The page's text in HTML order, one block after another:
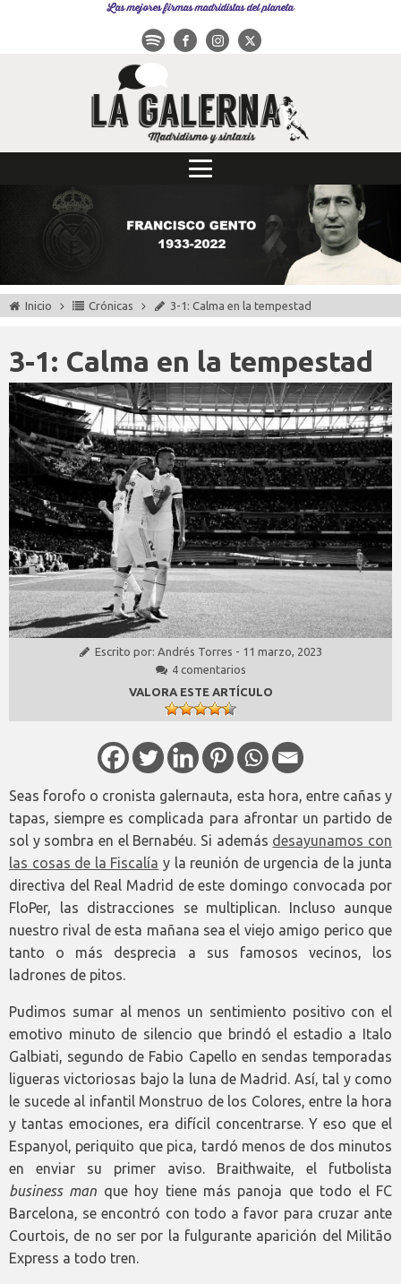
Las mejores firmas madridistas del planeta
Inicio Crónicas 3-1: Calma en la tempestad
3-1: Calma en la tempestad
Escrito por: Andrés Torres - 11 marzo, 2023
4 comentarios
VALORA ESTE ARTÍCULO
Seas forofo o cronista galernauta, esta hora, entre cañas y
tapas, siempre es complicada para afrontar un partido de
sol y sombra en el Bernabéu. Si además desayunamos con
las cosas de la Fiscalía y la reunión de urgencia de la junta
directiva del Real Madrid de este domingo convocada por
FloPer, las distracciones se multiplican. Incluso aunque
nuestro rival de esta mañana sea el viejo amigo perico que
tanto o más desprecia a sus famosos vecinos, los
ladrones de pitos.
Pudimos sumar al menos un sentimiento positivo con el
emotivo minuto de silencio que brindó el estadio a Italo
Galbiati, segundo de Fabio Capello en sendas temporadas
ligueras victoriosas bajo la luna de Madrid. Así, tal y como
le sucede al infantil Monstruo de los Colores, entre la hora
y tantas emociones, era difícil concentrarse. Y eso que el
Espanyol, periquito que pica, tardó menos de dos minutos
en enviar su primer aviso. Braithwaite, el futbolista
business man que hoy tiene más panoja que todo el FC
Barcelona, se encontró con todo a favor para cruzar ante
Courtois, de no ser por la fulgurante aparición del Militão
Express a todo tren.